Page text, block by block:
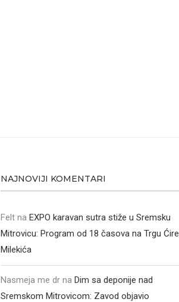
NAJNOVIJI KOMENTARI
Felt naEXPO karavan sutra stiže u Sremsku
Mitrovicu: Program od 18 časova na Trgu Ćire
Milekića
Nasmeja me dr naDim sa deponije nad
Sremskom Mitrovicom: Zavod objavio